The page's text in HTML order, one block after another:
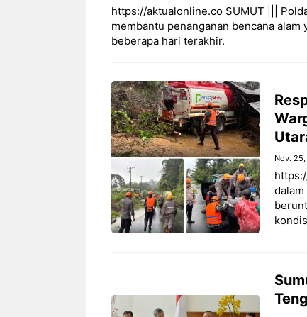
https://aktualonline.co SUMUT |||
membantu penanganan bencana
beberapa hari terakhir.
Nov.